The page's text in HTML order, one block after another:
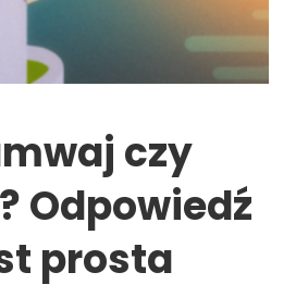
czy
Odpowiedź
prosta